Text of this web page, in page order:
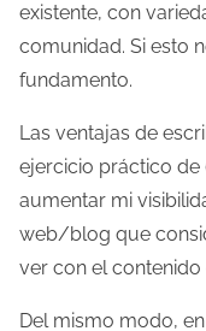
existente, con
comunidad. Si esto
fundamento.
Las ventajas de
ejercicio práctico de
aumentar mi
web/blog que
ver con el contenido
Del mismo modo,